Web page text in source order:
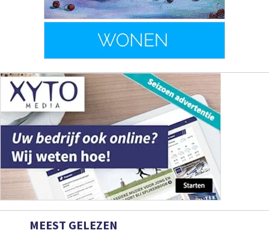
MEEST GELEZEN